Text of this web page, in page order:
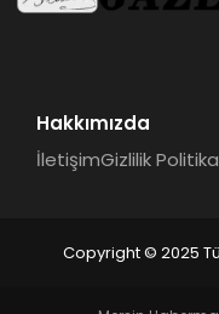
Hakkımızda
İletişimGizlilik
Copyright © 2025